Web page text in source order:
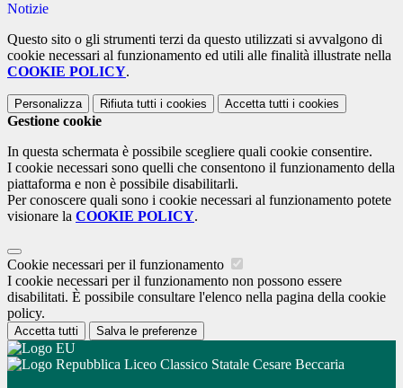
Notizie
Questo sito o gli strumenti terzi da questo utilizzati si avvalgono di
cookie necessari al funzionamento ed utili alle finalità illustrate nella
COOKIE POLICY.
Personalizza Rifiuta tutti i cookies Accetta tutti i cookies
Gestione cookie
In questa schermata è possibile scegliere quali cookie consentire.
I cookie necessari sono quelli che consentono il funzionamento della
piattaforma e non è possibile disabilitarli.
Per conoscere quali sono i cookie necessari al funzionamento potete
visionare la COOKIE POLICY.
Cookie necessari per il funzionamento
I cookie necessari per il funzionamento non possono essere
disabilitati. È possibile consultare l'elenco nella pagina della cookie
policy.
Accetta tutti Salva le preferenze
Liceo Classico Statale Cesare Beccaria